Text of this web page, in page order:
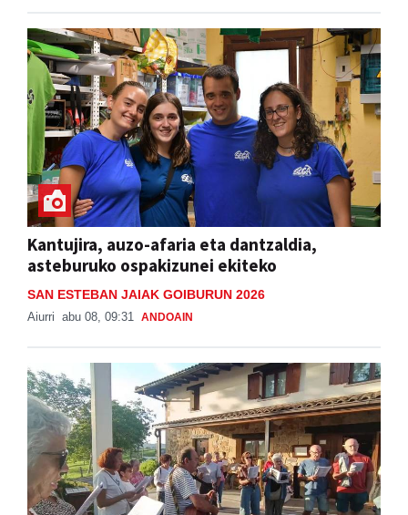
Kantujira, auzo-afaria eta dantzaldia,
asteburuko ospakizunei ekiteko
SAN ESTEBAN JAIAK GOIBURUN 2026
Aiurri abu 08, 09:31 ANDOAIN